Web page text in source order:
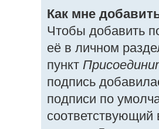
Как мне
Чтобы добавить
её в личном
пункт
подпись
подписи по